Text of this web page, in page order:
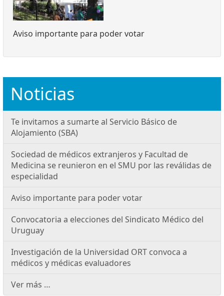
Aviso importante para poder votar
Noticias
Te invitamos a sumarte al Servicio Básico de
Alojamiento (SBA)
Sociedad de médicos extranjeros y Facultad de
Medicina se reunieron en el SMU por las reválidas de
especialidad
Aviso importante para poder votar
Convocatoria a elecciones del Sindicato Médico del
Uruguay
Investigación de la Universidad ORT convoca a
médicos y médicas evaluadores
Ver más …